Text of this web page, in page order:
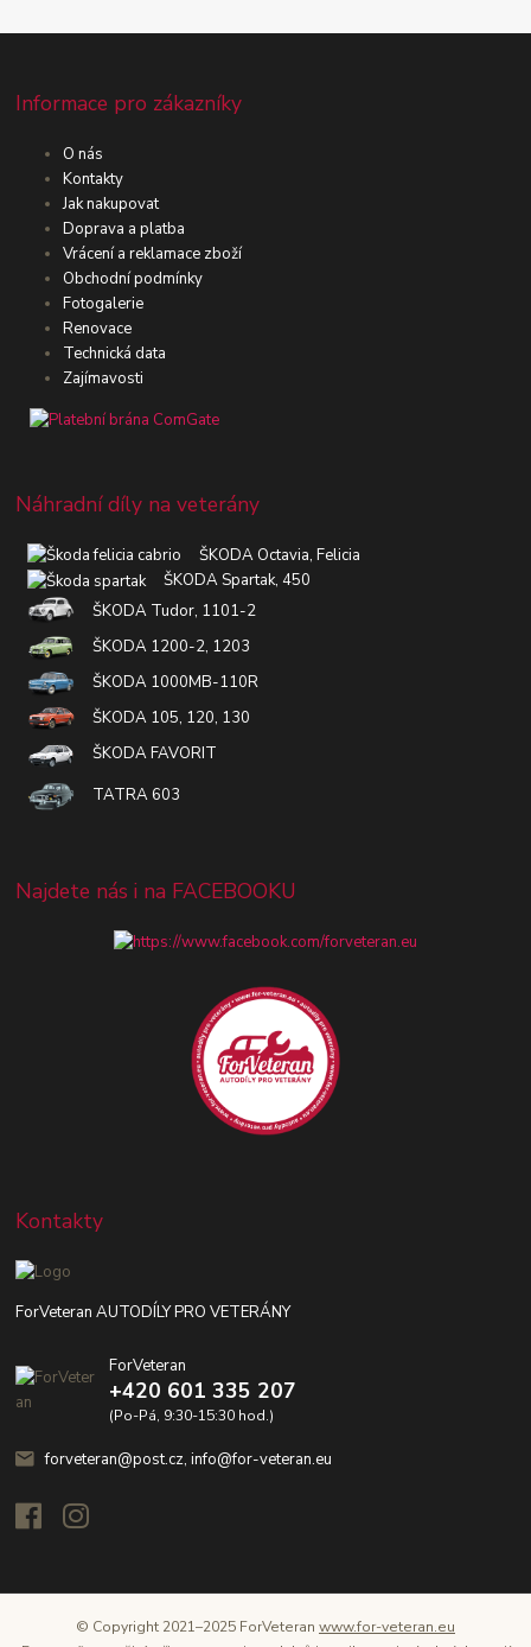
Informace pro zákazníky
O nás
Kontakty
Jak nakupovat
Doprava a platba
Vrácení a reklamace zboží
Obchodní podmínky
Fotogalerie
Renovace
Technická data
Zajímavosti
Náhradní díly na veterány
ŠKODA Octavia, Felicia
ŠKODA Spartak, 450
ŠKODA Tudor, 1101-2
ŠKODA 1200-2, 1203
ŠKODA 1000MB-110R
ŠKODA 105, 120, 130
ŠKODA FAVORIT
TATRA 603
Najdete nás i na FACEBOOKU
Kontakty
ForVeteran AUTODÍLY PRO VETERÁNY
ForVeteran
+420 601 335 207
(Po-Pá, 9:30-15:30 hod.)
forveteran@post.cz, info@for-veteran.eu
© Copyright 2021–2025 ForVeteran www.for-veteran.eu